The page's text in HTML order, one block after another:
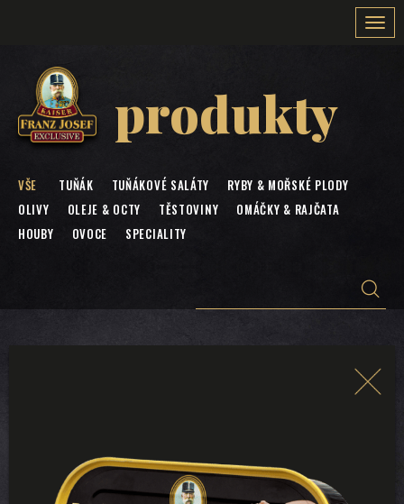
produkty
VŠE TUŇÁK TUŇÁKOVÉ SALÁTY
RYBY & MOŘSKÉ PLODY
OLIVY
OLEJE & OCTY TĚSTOVINY
OMÁČKY & RAJČATA
HOUBY
OVOCE SPECIALITY